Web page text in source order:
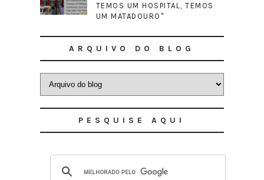
TEMOS UM HOSPITAL, TEMOS
UM MATADOURO"
ARQUIVO DO BLOG
PESQUISE AQUI